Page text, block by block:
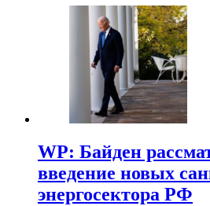
WP: Байден
введение новых
энергосектора РФ